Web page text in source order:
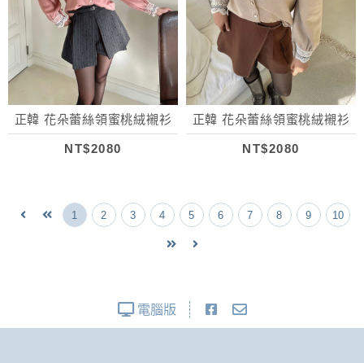
正韓 花朵蕾絲領蜜桃絨襯衫
NT$2080
正韓 花朵蕾絲領蜜桃絨襯衫
NT$2080
1 2 3 4 5 6 7 8 9 10
電腦版